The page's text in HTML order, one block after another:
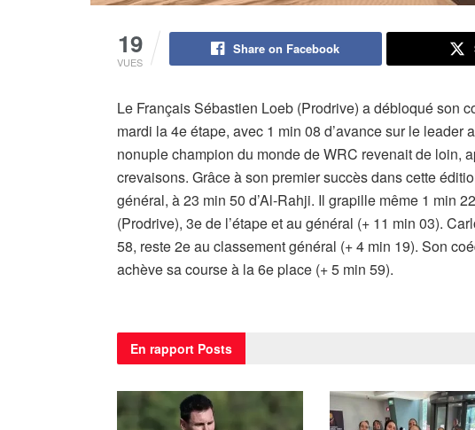
19
VUES
Share on Facebook
Le Français Sébastien Loeb (Prodrive) a débloqué son
mardi la 4e étape, avec 1 min 08 d’avance sur le
nonuple champion du monde de WRC revenait de loin,
crevaisons. Grâce à son premier succès dans cette
général, à 23 min 50 d’Al-Rahji. Il grapille même 1 min
(Prodrive), 3e de l’étape et au général (+ 11 min 03).
58, reste 2e au classement général (+ 4 min 19). Son
achève sa course à la 6e place (+ 5 min 59).
En rapport Posts